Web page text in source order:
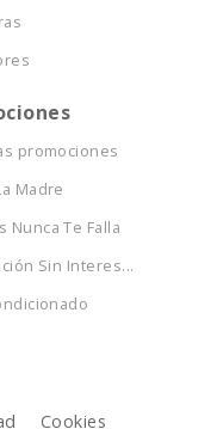
promociones
Madre
Nunca Te Falla
Sin Interes...
Cookies